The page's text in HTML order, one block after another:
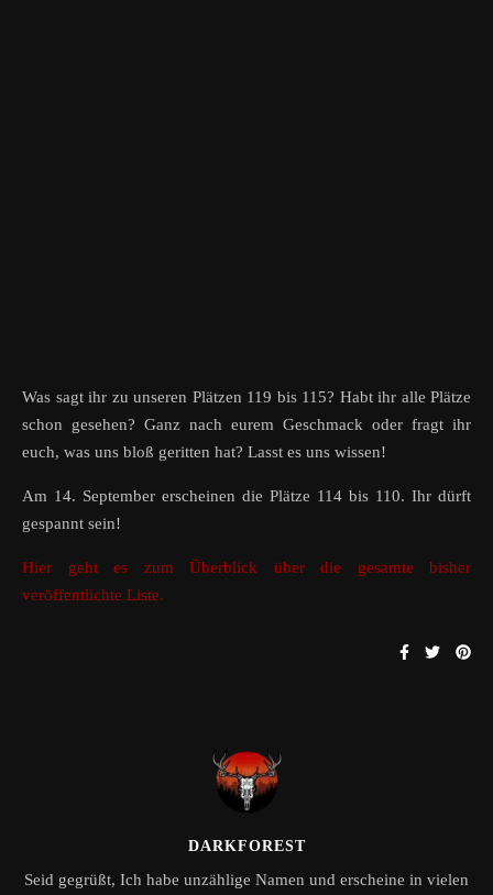
Was sagt ihr zu unseren Plätzen 119 bis 115? Habt ihr alle Plätze
schon gesehen? Ganz nach eurem Geschmack oder fragt ihr
euch, was uns bloß geritten hat? Lasst es uns wissen!
Am 14. September erscheinen die Plätze 114 bis 110. Ihr dürft
gespannt sein!
Hier geht es zum Überblick über die gesamte bisher
veröffentlichte Liste.
DARKFOREST
Seid gegrüßt, Ich habe unzählige Namen und erscheine in vielen